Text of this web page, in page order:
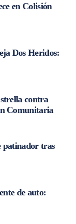
en Colisión
Dos Heridos:
contra
Comunitaria
patinador tras
de auto: